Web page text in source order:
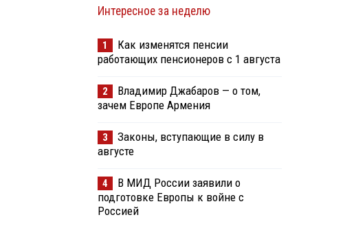
Интересное за неделю
1
Как изменятся пенсии
работающих пенсионеров с 1 августа
2
Владимир Джабаров — о том,
зачем Европе Армения
3
Законы, вступающие в силу в
августе
4
В МИД России заявили о
подготовке Европы к войне с
Россией